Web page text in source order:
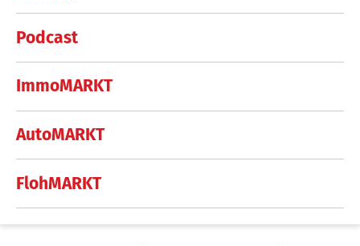
Podcast
ImmoMARKT
AutoMARKT
FlohMARKT